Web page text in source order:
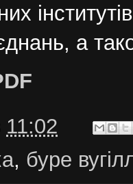
а
11:02
, буре